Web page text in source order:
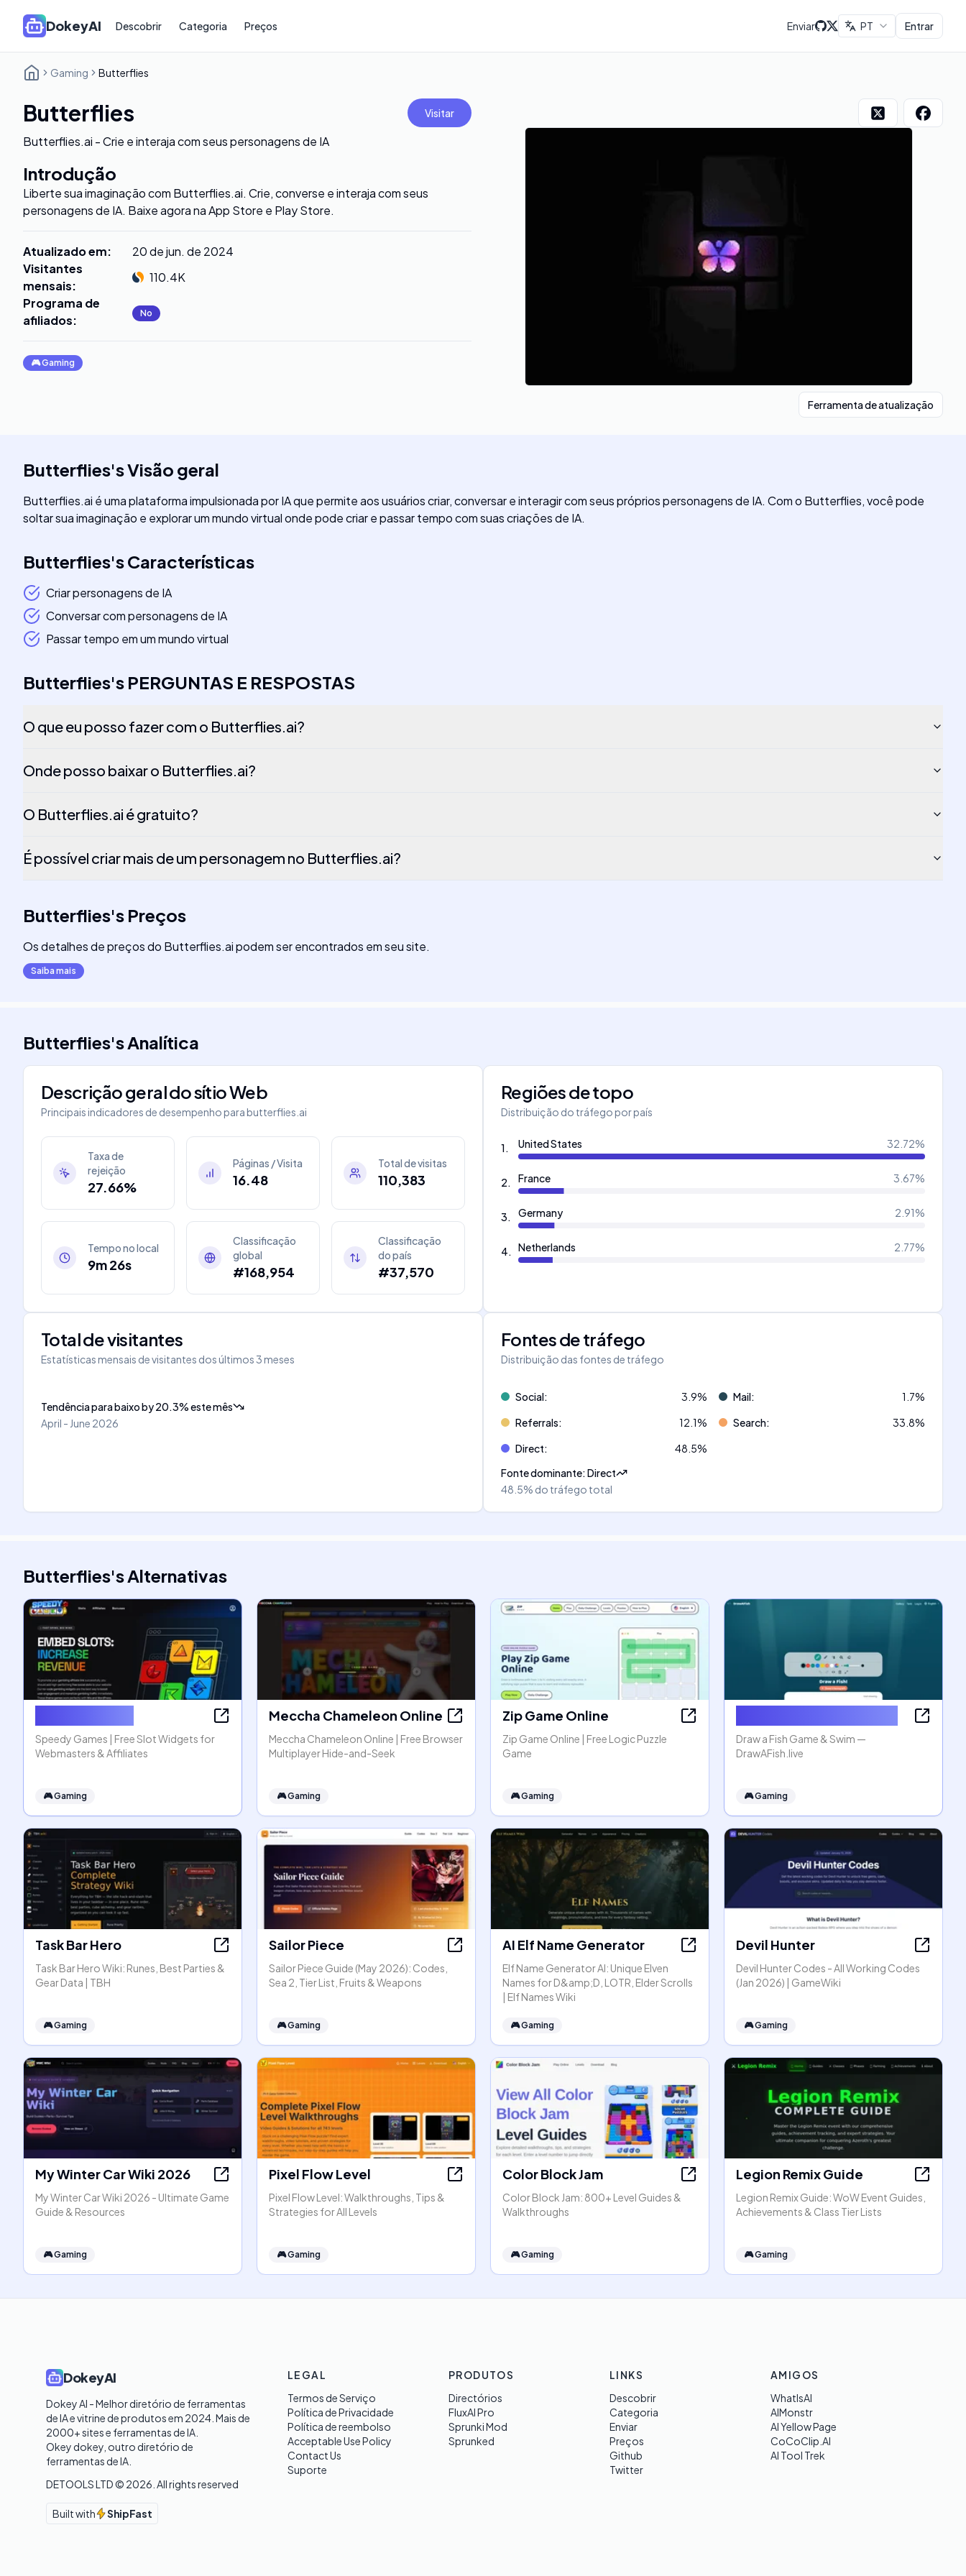
DokeyAI Descobrir Categoria Preços Enviar PT Entrar
Gaming Butterflies
Butterflies Visitar
Butterflies.ai - Crie e interaja com seus personagens de IA
Introdução
Liberte sua imaginação com Butterflies.ai. Crie, converse e interaja com seus
personagens de IA. Baixe agora na App Store e Play Store.
Atualizado em:
20 de jun. de 2024
Visitantes
mensais:
110.4K
Programa de
afiliados: No
🎮Gaming
Ferramenta de atualização
Butterflies'sVisão geral
Butterflies.ai é uma plataforma impulsionada por IA que permite aos usuários criar, conversar e interagir com seus próprios personagens de IA. Com o Butterflies, você pode
soltar sua imaginação e explorar um mundo virtual onde pode criar e passar tempo com suas criações de IA.
Butterflies'sCaracterísticas
Criar personagens de IA
Conversar com personagens de IA
Passar tempo em um mundo virtual
Butterflies's PERGUNTAS E RESPOSTAS
O que eu posso fazer com o Butterflies.ai?
Onde posso baixar o Butterflies.ai?
O Butterflies.ai é gratuito?
É possível criar mais de um personagem no Butterflies.ai?
Butterflies's Preços
Os detalhes de preços do Butterflies.ai podem ser encontrados em seu site.
Saiba mais
Butterflies'sAnalítica
Descrição geral do sítio Web
Principais indicadores de desempenho parabutterflies.ai
Taxa de
rejeição
27.66%
Páginas / Visita
16.48
Total de visitas
110,383
Tempo no local
9m 26s
Classificação
global
#168,954
Classificação
do país
#37,570
Regiões de topo
Distribuição do tráfego por país
1. United States 32.72%
2. France 3.67%
3. Germany 2.91%
4. Netherlands 2.77%
Total de visitantes
Estatísticas mensais de visitantes dos últimos 3 meses
Tendência para baixoby20.3%este mês
April - June 2026
Fontes de tráfego
Distribuição das fontes de tráfego
Social: 3.9% Mail: 1.7%
Referrals: 12.1% Search: 33.8%
Direct: 48.5%
Fonte dominante:Direct
48.5% do tráfego total
Butterflies'sAlternativas
Speedy Games | Free Slot Widgets for
Webmasters & Affiliates
🎮Gaming
Meccha Chameleon Online
Meccha Chameleon Online | Free Browser
Multiplayer Hide-and-Seek
🎮Gaming
Zip Game Online
Zip Game Online | Free Logic Puzzle
Game
🎮Gaming
Draw a Fish Game & Swim —
DrawAFish.live
🎮Gaming
Task Bar Hero
Task Bar Hero Wiki: Runes, Best Parties &
Gear Data | TBH
🎮Gaming
Sailor Piece
Sailor Piece Guide (May 2026): Codes,
Sea 2, Tier List, Fruits & Weapons
🎮Gaming
AI Elf Name Generator
Elf Name Generator AI: Unique Elven
Names for D&amp;D, LOTR, Elder Scrolls
| Elf Names Wiki
🎮Gaming
Devil Hunter
Devil Hunter Codes - All Working Codes
(Jan 2026) | GameWiki
🎮Gaming
My Winter Car Wiki 2026
My Winter Car Wiki 2026 - Ultimate Game
Guide & Resources
🎮Gaming
Pixel Flow Level
Pixel Flow Level: Walkthroughs, Tips &
Strategies for All Levels
🎮Gaming
Color Block Jam
Color Block Jam: 800+ Level Guides &
Walkthroughs
🎮Gaming
Legion Remix Guide
Legion Remix Guide: WoW Event Guides,
Achievements & Class Tier Lists
🎮Gaming
DokeyAI
Dokey AI - Melhor diretório de ferramentas
de IA e vitrine de produtos em 2024. Mais de
2000+ sites e ferramentas de IA.
Okey dokey, outro diretório de
ferramentas de IA.
DETOOLS LTD © 2026 . All rights reserved
Built with ShipFast
LEGAL
Termos de Serviço
Política de Privacidade
Política de reembolso
Acceptable Use Policy
Contact Us
Suporte
PRODUTOS
Directórios
FluxAI Pro
Sprunki Mod
Sprunked
LINKS
Descobrir
Categoria
Enviar
Preços
Github
Twitter
AMIGOS
WhatIsAI
AIMonstr
AI Yellow Page
CoCoClip.AI
AI Tool Trek